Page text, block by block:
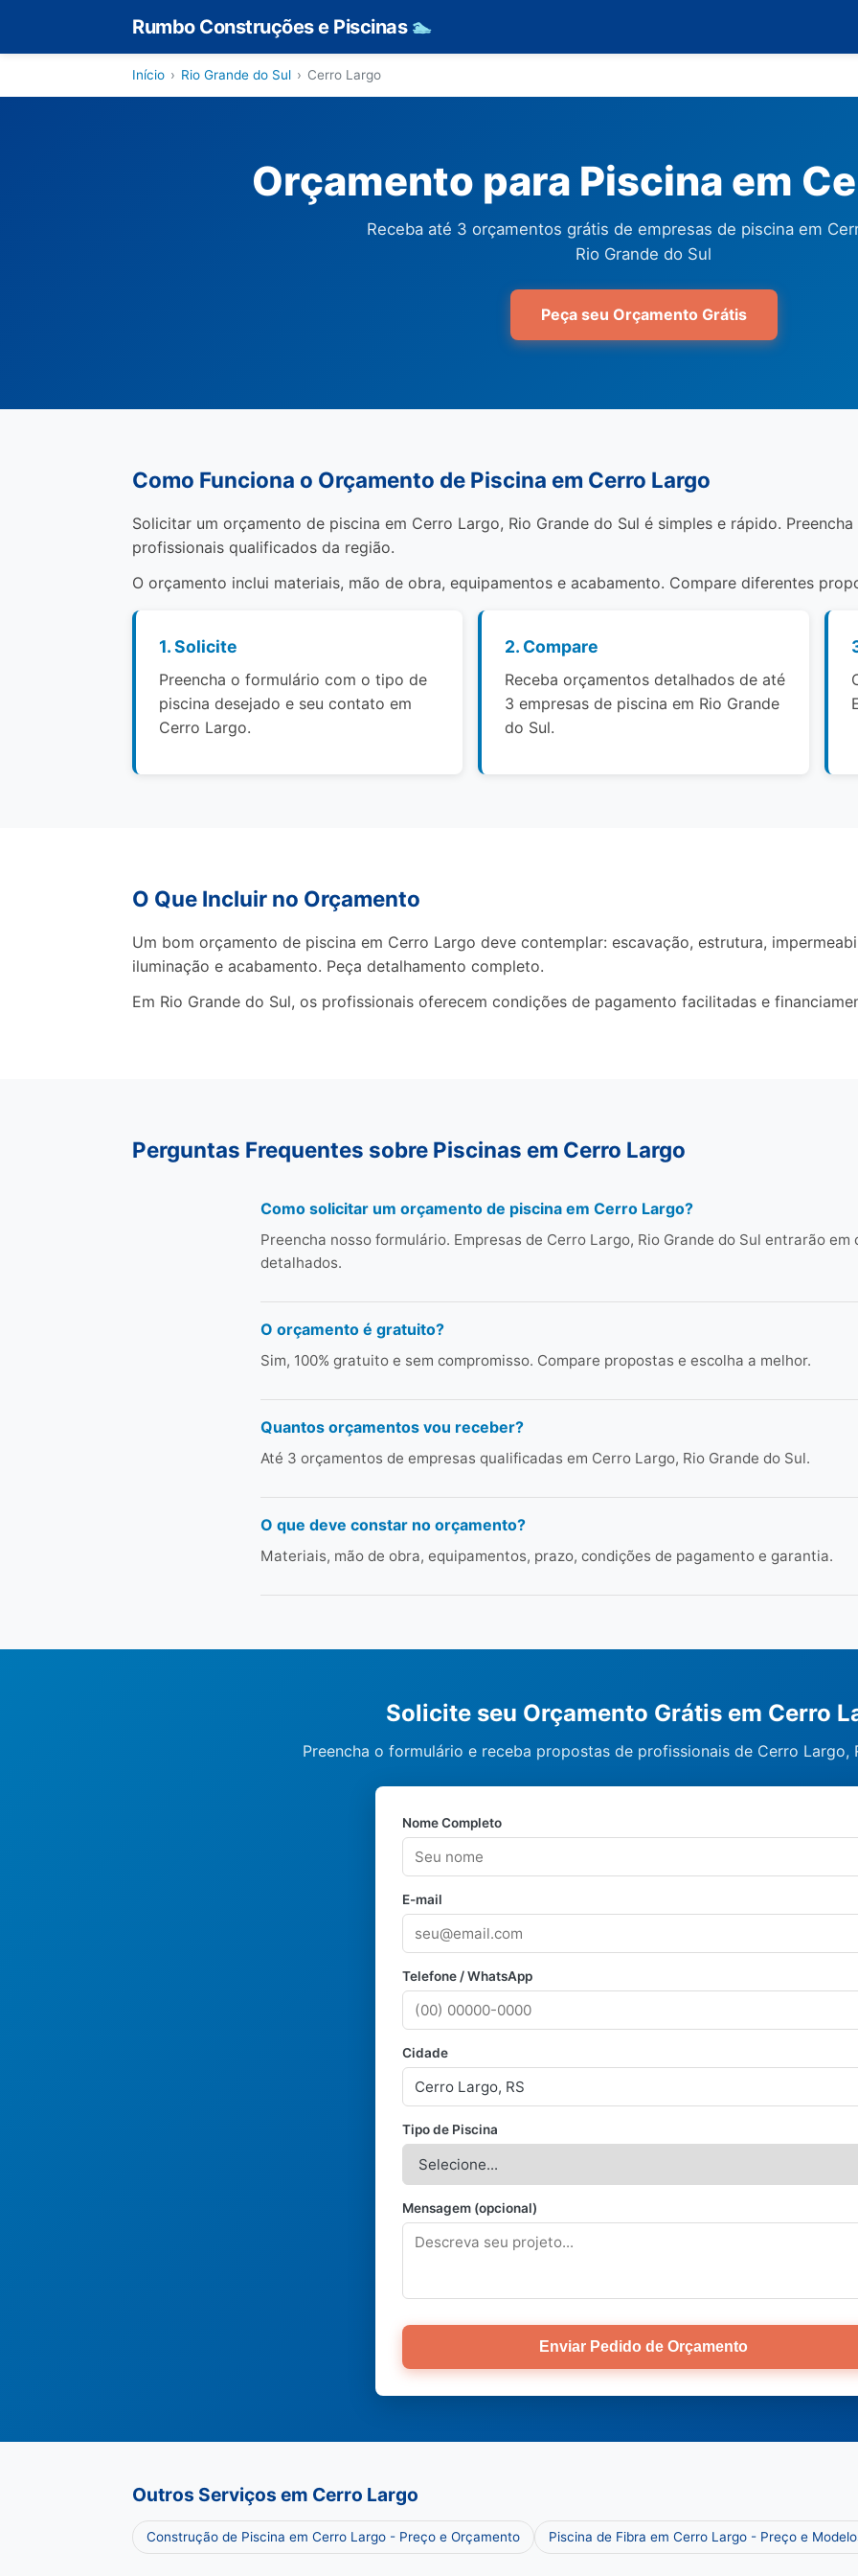
Rumbo Construções e Piscinas 🏊
Início › Rio Grande do Sul › Cerro Largo
Orçamento para Piscina em
Receba até 3 orçamentos grátis de empresas de piscina em
Rio Grande do Sul
Peça seu Orçamento Grátis
Como Funciona o Orçamento de Piscina em Cerro Largo
Solicitar um orçamento de piscina em Cerro Largo, Rio Grande do Sul é simples e rápido.
profissionais qualificados da região.
O orçamento inclui materiais, mão de obra, equipamentos e acabamento. Compare diferentes
1. Solicite
Preencha o formulário com o tipo de
piscina desejado e seu contato em
Cerro Largo.
2. Compare
Receba orçamentos detalhados de até
3 empresas de piscina em Rio Grande
do Sul.
O Que Incluir no Orçamento
Um bom orçamento de piscina em Cerro Largo deve contemplar: escavação, estrutura,
iluminação e acabamento. Peça detalhamento completo.
Em Rio Grande do Sul, os profissionais oferecem condições de pagamento facilitadas e
Perguntas Frequentes sobre Piscinas em Cerro Largo
Como solicitar um orçamento de piscina em Cerro Largo?
Preencha nosso formulário. Empresas de Cerro Largo, Rio Grande do Sul entrarão
detalhados.
O orçamento é gratuito?
Sim, 100% gratuito e sem compromisso. Compare propostas e escolha a melhor.
Quantos orçamentos vou receber?
Até 3 orçamentos de empresas qualificadas em Cerro Largo, Rio Grande do Sul.
O que deve constar no orçamento?
Materiais, mão de obra, equipamentos, prazo, condições de pagamento e garantia.
Solicite seu Orçamento Grátis em Cerro
Preencha o formulário e receba propostas de profissionais de Cerro Largo,
Nome Completo
E-mail
Telefone / WhatsApp
Cidade
Tipo de Piscina
Mensagem (opcional)
Enviar Pedido de Orçamento
Outros Serviços em Cerro Largo
Construção de Piscina em Cerro Largo - Preço e Orçamento Piscina de Fibra em Cerro Largo - Preço e